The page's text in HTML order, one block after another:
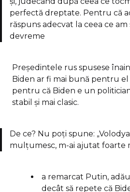
perfectă dreptate. Pentru că
răspuns adecvat la ceea ce am
devreme
Președintele rus spusese
Biden ar fi mai bună pentru
pentru că Biden e un
stabil și mai clasic.
De ce? Nu poți spune:
mulțumesc, m-ai ajutat foarte
a remarcat Putin,
decât să repete că